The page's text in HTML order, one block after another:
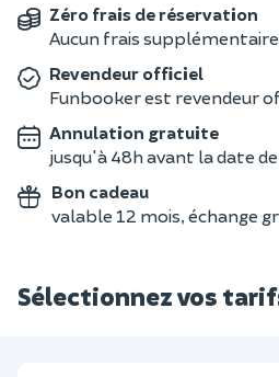
Zéro frais de réservation
Aucun frais
Revendeur officiel
Funbooker est revendeur
Annulation gratuite
jusqu'à 48h avant la date
Bon cadeau
valable 12 mois, échange
Sélectionnez vos